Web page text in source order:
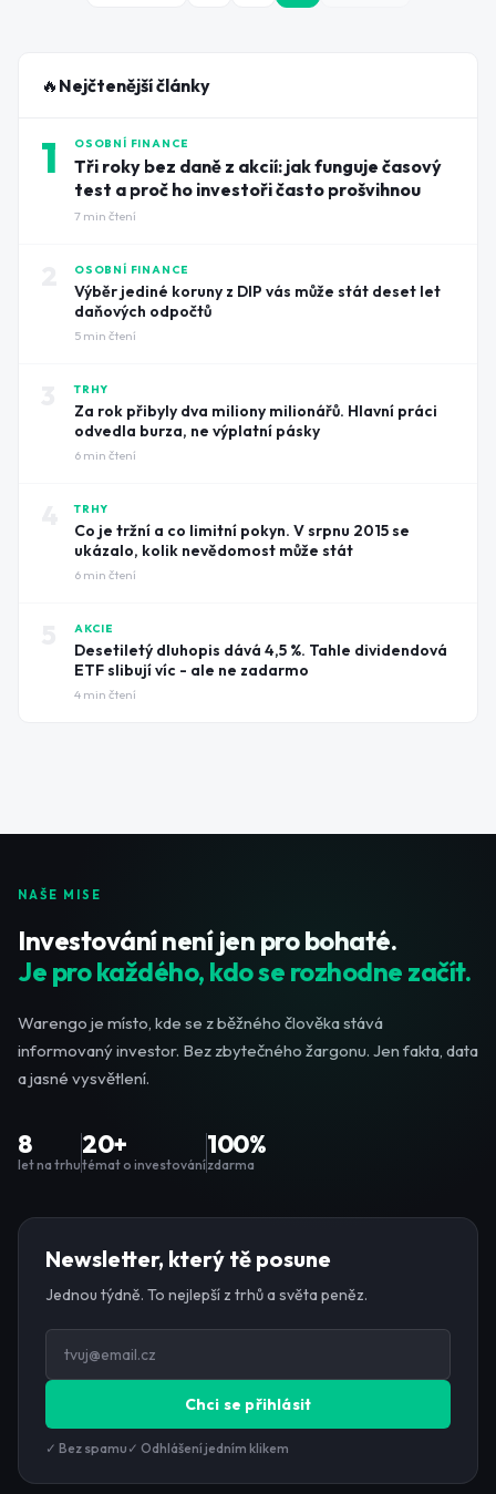
🔥 Nejčtenější články
1 OSOBNÍ FINANCE
Tři roky bez daně z akcií: jak funguje časový
test a proč ho investoři často prošvihnou
7 min čtení
OSOBNÍ FINANCE
Výběr jediné koruny z DIP vás může stát deset let
daňových odpočtů
5 min čtení
TRHY
Za rok přibyly dva miliony milionářů. Hlavní práci
odvedla burza, ne výplatní pásky
6 min čtení
TRHY
Co je tržní a co limitní pokyn. V srpnu 2015 se
ukázalo, kolik nevědomost může stát
6 min čtení
AKCIE
Desetiletý dluhopis dává 4,5 %. Tahle dividendová
ETF slibují víc - ale ne zadarmo
4 min čtení
NAŠE MISE
Investování není jen pro bohaté.
Je pro každého, kdo se rozhodne začít.
Warengo je místo, kde se z běžného člověka stává
informovaný investor. Bez zbytečného žargonu. Jen fakta, data
a jasné vysvětlení.
8
let na trhu
20+
témat o investování
100%
zdarma
Newsletter, který tě posune
Jednou týdně. To nejlepší z trhů a světa peněz.
Chci se přihlásit
✓ Bez spamu ✓ Odhlášení jedním klikem